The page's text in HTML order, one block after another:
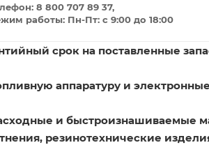
8 800 707 89 37,
работы: Пн-Пт: с 9:00 до 18:00
срок на поставленные
аппаратуру и
и быстроизнашиваемые
резинотехнические